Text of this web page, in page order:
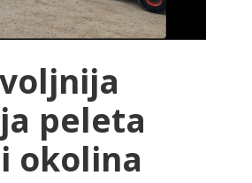
peleta
okolina